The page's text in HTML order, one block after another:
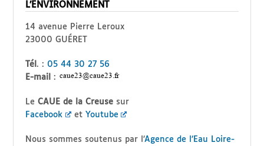
L’ENVIRONNEMENT
14 avenue Pierre Leroux
23000 GUÉRET
Tél. : 05 44 30 27 56
E-mail
:
LeCAUE de la Creuse sur
Facebook
et Youtube
Nous sommes soutenus par l’Agence de l’Eau Loire-